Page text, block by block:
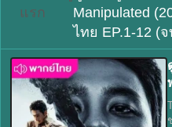
แรก
Manipulated
ไทย EP.1-12 (จ